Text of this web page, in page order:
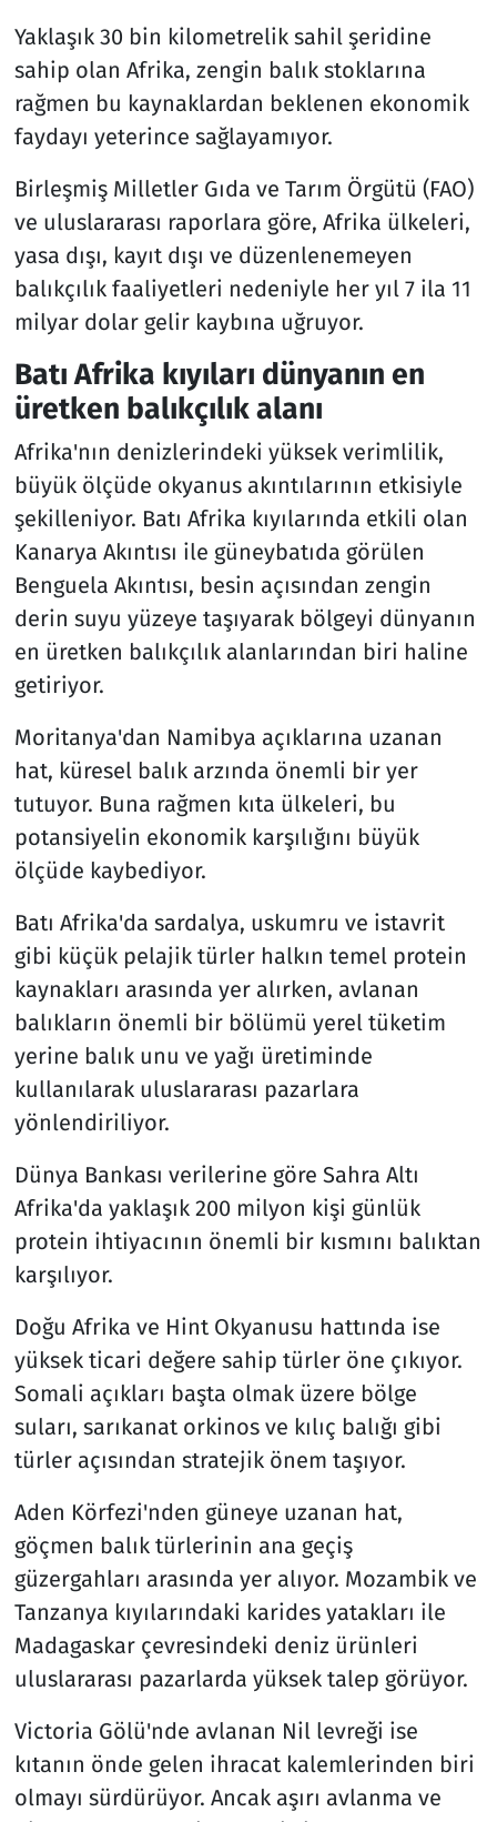
Yaklaşık 30 bin kilometrelik sahil şeridine
sahip olan Afrika, zengin balık stoklarına
rağmen bu kaynaklardan beklenen ekonomik
faydayı yeterince sağlayamıyor.
Birleşmiş Milletler Gıda ve Tarım Örgütü (FAO)
ve uluslararası raporlara göre, Afrika ülkeleri,
yasa dışı, kayıt dışı ve düzenlenemeyen
balıkçılık faaliyetleri nedeniyle her yıl 7 ila 11
milyar dolar gelir kaybına uğruyor.
Batı Afrika kıyıları dünyanın en
üretken balıkçılık alanı
Afrika'nın denizlerindeki yüksek verimlilik,
büyük ölçüde okyanus akıntılarının etkisiyle
şekilleniyor. Batı Afrika kıyılarında etkili olan
Kanarya Akıntısı ile güneybatıda görülen
Benguela Akıntısı, besin açısından zengin
derin suyu yüzeye taşıyarak bölgeyi dünyanın
en üretken balıkçılık alanlarından biri haline
getiriyor.
Moritanya'dan Namibya açıklarına uzanan
hat, küresel balık arzında önemli bir yer
tutuyor. Buna rağmen kıta ülkeleri, bu
potansiyelin ekonomik karşılığını büyük
ölçüde kaybediyor.
Batı Afrika'da sardalya, uskumru ve istavrit
gibi küçük pelajik türler halkın temel protein
kaynakları arasında yer alırken, avlanan
balıkların önemli bir bölümü yerel tüketim
yerine balık unu ve yağı üretiminde
kullanılarak uluslararası pazarlara
yönlendiriliyor.
Dünya Bankası verilerine göre Sahra Altı
Afrika'da yaklaşık 200 milyon kişi günlük
protein ihtiyacının önemli bir kısmını balıktan
karşılıyor.
Doğu Afrika ve Hint Okyanusu hattında ise
yüksek ticari değere sahip türler öne çıkıyor.
Somali açıkları başta olmak üzere bölge
suları, sarıkanat orkinos ve kılıç balığı gibi
türler açısından stratejik önem taşıyor.
Aden Körfezi'nden güneye uzanan hat,
göçmen balık türlerinin ana geçiş
güzergahları arasında yer alıyor. Mozambik ve
Tanzanya kıyılarındaki karides yatakları ile
Madagaskar çevresindeki deniz ürünleri
uluslararası pazarlarda yüksek talep görüyor.
Victoria Gölü'nde avlanan Nil levreği ise
kıtanın önde gelen ihracat kalemlerinden biri
olmayı sürdürüyor. Ancak aşırı avlanma ve